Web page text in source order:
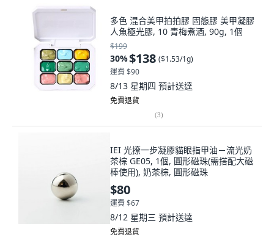
多色 混合美甲拍拍膠 固態膠 美甲凝膠
人魚極光膠, 10 青梅煮酒, 90g, 1個
$199
30%$138 ($1.53/1g)
運費 $90
8/13 星期四 預計送達
免費退貨
(3)
IEI 光撩一步凝膠貓眼指甲油－流光奶
茶棕 GE05, 1個, 圓形磁珠(需搭配大磁
棒使用), 奶茶棕, 圓形磁珠
$80
運費 $67
8/12 星期三 預計送達
免費退貨